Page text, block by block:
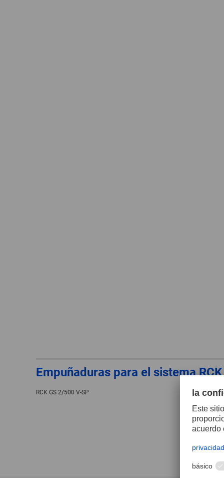
Empuñaduras para el sistema RCK
RCK GS 2/500 V-SP